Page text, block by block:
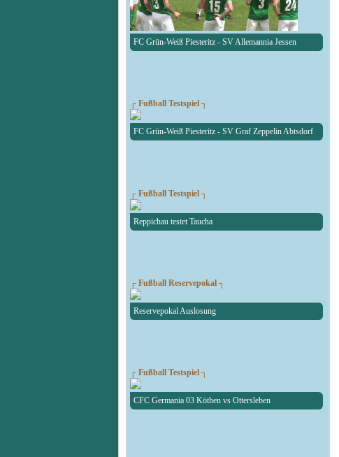
FC Grün-Weiß Piesteritz - SV Allemannia Jessen
┌ Fußball Testspiel ┐
FC Grün-Weiß Piesteritz - SV Graf Zeppelin Abtsdorf
┌ Fußball Testspiel ┐
Reppichau testet Taucha
┌ Fußball Reservepokal ┐
Reservepokal Auslosung
┌ Fußball Testspiel ┐
CFC Germania 03 Köthen vs Ottersleben